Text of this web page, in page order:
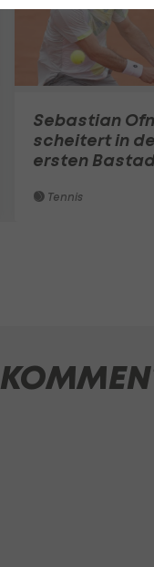
Sebastian
scheitert in
ersten
Tennis